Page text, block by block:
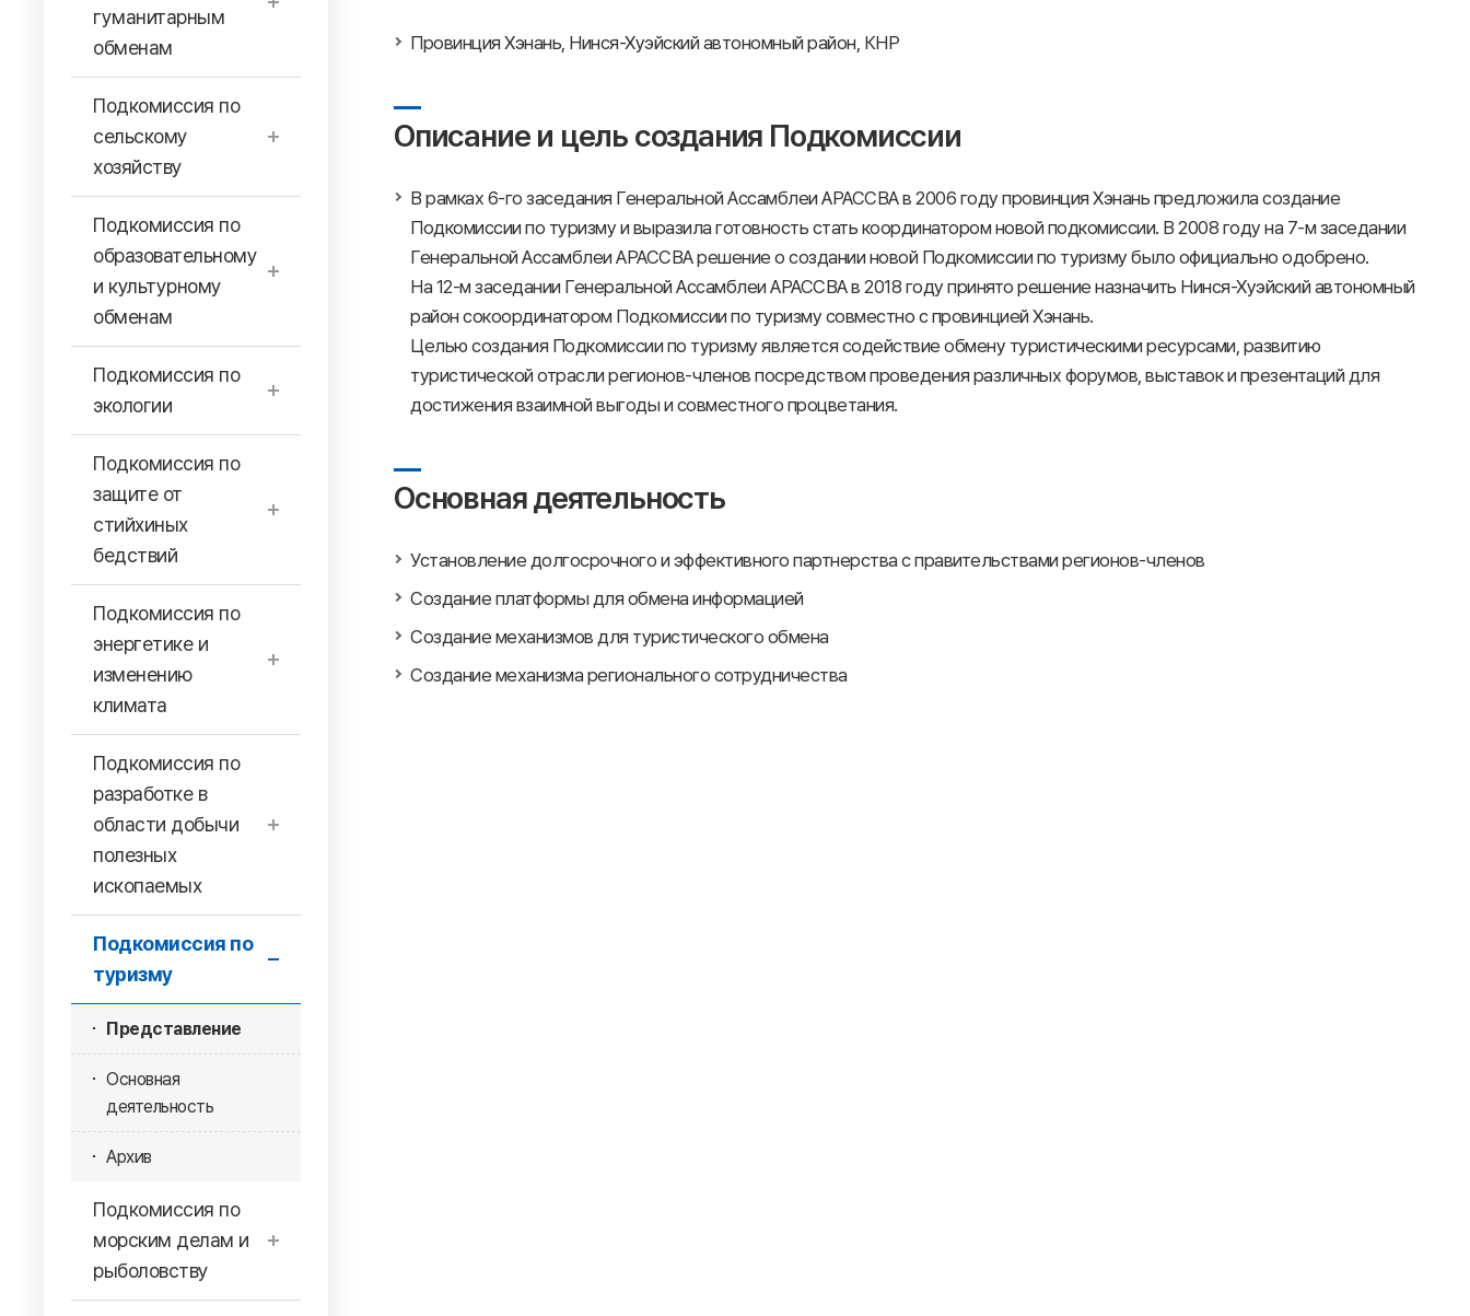
гуманитарным
обменам
Подкомиссия по
сельскому
хозяйству
Подкомиссия по
образовательному
и культурному
обменам
Подкомиссия по
экологии
Подкомиссия по
защите от
стийхиных
бедствий
Подкомиссия по
энергетике и
изменению
климата
Подкомиссия по
разработке в
области добычи
полезных
ископаемых
Подкомиссия по
туризму
Представление
Основная
деятельность
Архив
Подкомиссия по
морским делам и
рыболовству
Провинция Хэнань, Нинся-Хуэйский автономный район, КНР
Описание и цель создания Подкомиссии
В рамках 6-го заседания Генеральной Ассамблеи АРАССВА в 2006 году провинция Хэнань предложила создание
Подкомиссии по туризму и выразила готовность стать координатором новой подкомиссии. В 2008 году на 7-м заседании
Генеральной Ассамблеи АРАССВА решение о создании новой Подкомиссии по туризму было официально одобрено.
На 12-м заседании Генеральной Ассамблеи АРАССВА в 2018 году принято решение назначить Нинся-Хуэйский автономный
район сокоординатором Подкомиссии по туризму совместно с провинцией Хэнань.
Целью создания Подкомиссии по туризму является содействие обмену туристическими ресурсами, развитию
туристической отрасли регионов-членов посредством проведения различных форумов, выставок и презентаций для
достижения взаимной выгоды и совместного процветания.
Основная деятельность
Установление долгосрочного и эффективного партнерства с правительствами регионов-членов
Создание платформы для обмена информацией
Создание механизмов для туристического обмена
Создание механизма регионального сотрудничества